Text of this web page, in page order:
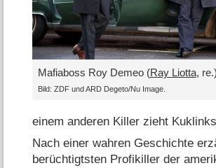
Mafiaboss Roy Demeo (Ray Liotta, re.)
Bild: ZDF und ARD Degeto/​Nu Image.
einem anderen Killer zieht
Nach einer wahren Geschichte
berüchtigtsten Profikiller der